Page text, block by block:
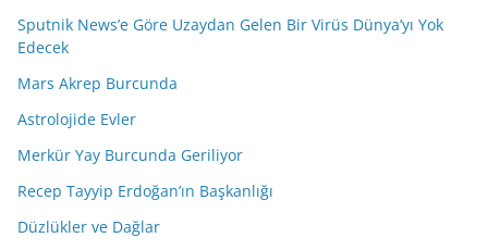
Sputnik News’e Göre Uzaydan Gelen Bir Virüs Dünya’yı Yok
Edecek
Mars Akrep Burcunda
Astrolojide Evler
Merkür Yay Burcunda Geriliyor
Recep Tayyip Erdoğan’ın Başkanlığı
Düzlükler ve Dağlar